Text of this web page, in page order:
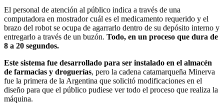
El personal de atención al público indica a través de una
computadora en mostrador cuál es el medicamento requerido y el
brazo del robot se ocupa de agarrarlo dentro de su depósito interno y
entregarlo a través de un buzón. Todo, en un proceso que dura de
8 a 20 segundos.
Este sistema fue desarrollado para ser instalado en el almacén
de farmacias y droguerías, pero la cadena catamarqueña Minerva
fue la primera de la Argentina que solicitó modificaciones en el
diseño para que el público pudiese ver todo el proceso que realiza la
máquina.